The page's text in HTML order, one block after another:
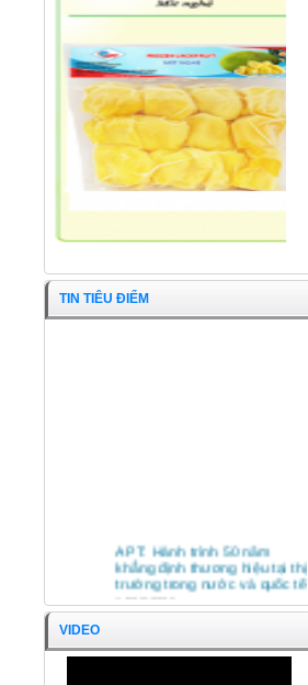
Cá Chỉ Vàng nguyên con
TIN TIÊU ĐIỂM
APT: Hành trình 50 năm
khẳng định thương hiệu tại thị
trường trong nước và quốc tế
14/03/2026
PHƯƠNG HƯỚNG HOẠT
VIDEO